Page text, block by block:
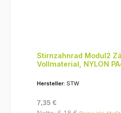
Stirnzahnrad Modul2
Vollmaterial, NYLON
Hersteller: STW
Regulärer Preis:
7,35 €